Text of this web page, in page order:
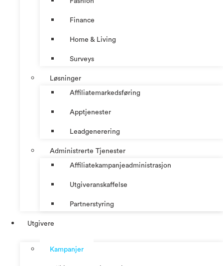
Finance
Home & Living
Surveys
Løsninger
Affiliatemarkedsføring
Apptjenester
Leadgenerering
Administrerte Tjenester
Affiliatekampanjeadministrasjon
Utgiveranskaffelse
Partnerstyring
Utgivere
Kampanjer